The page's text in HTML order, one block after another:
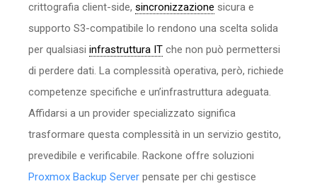
crittografia client-side, sincronizzazione sicura e
supporto S3-compatibile lo rendono una scelta solida
per qualsiasi infrastruttura IT che non può permettersi
di perdere dati. La complessità operativa, però, richiede
competenze specifiche e un’infrastruttura adeguata.
Affidarsi a un provider specializzato significa
trasformare questa complessità in un servizio gestito,
prevedibile e verificabile. Rackone offre soluzioni
Proxmox Backup Server pensate per chi gestisce